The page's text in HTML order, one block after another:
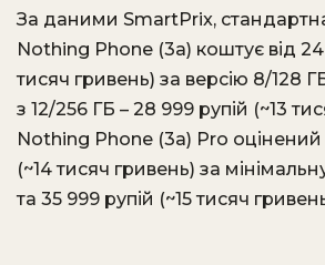
За даними SmartPrix,
Nothing Phone (3a) коштує від 24
тисяч гривень) за версію 8/128
з 12/256 ГБ – 28 999 рупій (~13
Nothing Phone (3a) Pro оцінений
(~14 тисяч гривень) за
та 35 999 рупій (~15 тисяч